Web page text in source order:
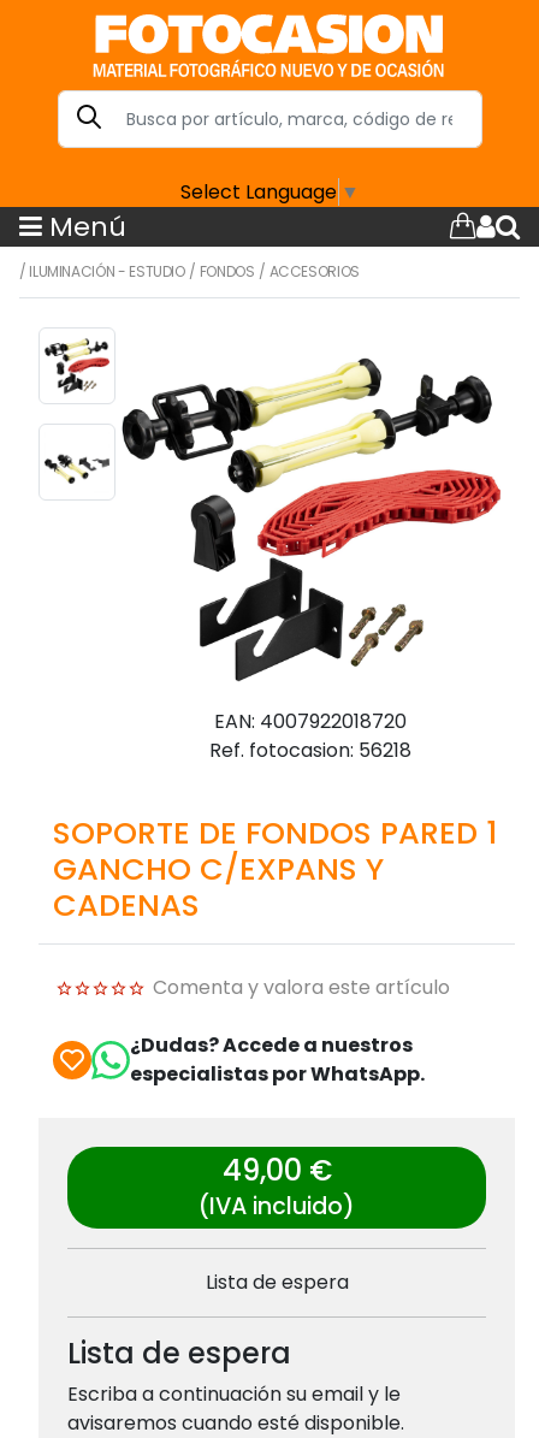
Select Language ▼
Menú
/ ILUMINACIÓN - ESTUDIO/ FONDOS / ACCESORIOS
EAN: 4007922018720
Ref. fotocasion: 56218
SOPORTE DE FONDOS PARED 1
GANCHO C/EXPANS Y
CADENAS
Comenta y valora este artículo
¿Dudas? Accede a nuestros
especialistas por WhatsApp.
49,00 €
(IVA incluido)
Lista de espera
Lista de espera
Escriba a continuación su email y le
avisaremos cuando esté disponible.